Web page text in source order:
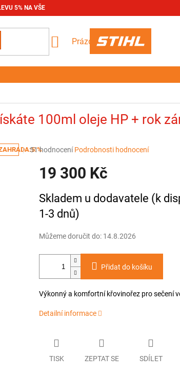
5% NA VŠE
NÁKUPNÍ
KOŠÍK
Prázdný košík
100ml oleje HP + rok
Průměrné
produktu
hvězdiček.
51 hodnocení Podrobnosti hodnocení
19 300 Kč
cena:
Skladem u dodavatele (k
1-3 dnů)
Můžeme doručit do: 14.8.2026
Přidat do košíku
Výkonný a komfortní křovinořez pro sečení
Detailní informace
TISK ZEPTAT SE SDÍLET